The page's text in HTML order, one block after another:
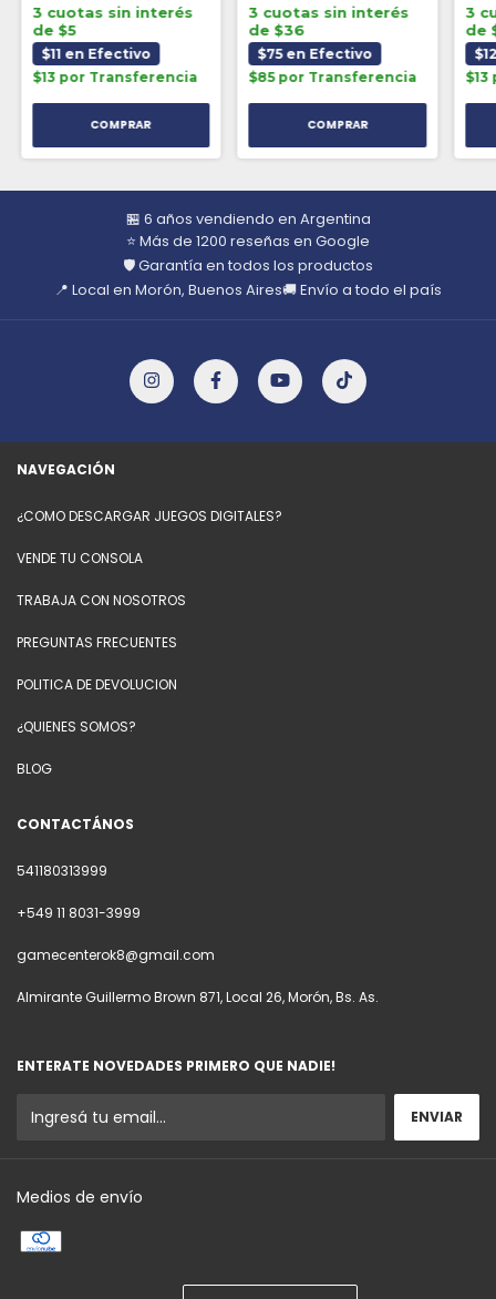
3 cuotas sin interés
de $5
$11 en Efectivo
$13 por Transferencia
3 cuotas sin interés
de $36
$75 en Efectivo
$85 por Transferencia
3
de
🏪 6 años vendiendo en Argentina
⭐ Más de 1200 reseñas en Google
🛡️ Garantía en todos los productos
📍 Local en Morón, Buenos Aires🚚 Envío a todo el país
NAVEGACIÓN
¿COMO DESCARGAR JUEGOS DIGITALES?
VENDE TU CONSOLA
TRABAJA CON NOSOTROS
PREGUNTAS FRECUENTES
POLITICA DE DEVOLUCION
¿QUIENES SOMOS?
BLOG
CONTACTÁNOS
541180313999
+549 11 8031-3999
gamecenterok8@gmail.com
Almirante Guillermo Brown 871, Local 26, Morón, Bs. As.
ENTERATE NOVEDADES PRIMERO QUE NADIE!
Medios de envío